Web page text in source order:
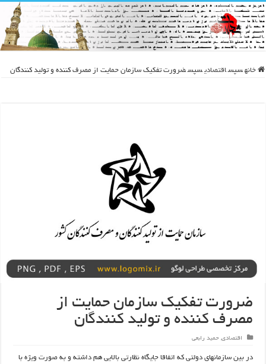
خانه سپس اقتصادی سپس ضرورت تفکیک سازمان حمایت از مصرف کننده و تولید کنندگان
ضرورت تفکیک سازمان حمایت از
مصرف کننده و تولید کنندگان
اقتصادی,حمید رابعی
در بین سازمانهای دولتی که اتفاقا جایگاه نظارتی بالایی هم داشته و به صورت ویژه با